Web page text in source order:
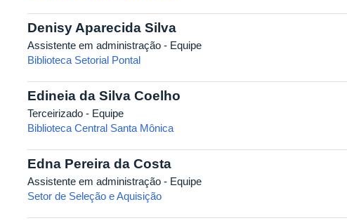
Denisy Aparecida Silva
Assistente em administração - Equipe
Biblioteca Setorial Pontal
Edineia da Silva Coelho
Terceirizado - Equipe
Biblioteca Central Santa Mônica
Edna Pereira da Costa
Assistente em administração - Equipe
Setor de Seleção e Aquisição